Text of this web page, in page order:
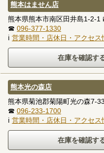
熊本はません店
熊本県熊本市南区田井島1-2-1
☎ 096-377-1330
ℹ 営業時間・店休日・アクセス
熊本光の森店
熊本県菊池郡菊陽町光の森7-
☎ 096-233-1700
ℹ 営業時間・店休日・アクセス